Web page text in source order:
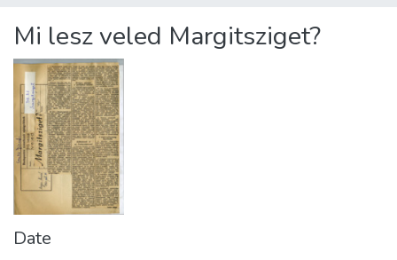
Statistics
About us
Mi lesz veled Margitsziget?
Date